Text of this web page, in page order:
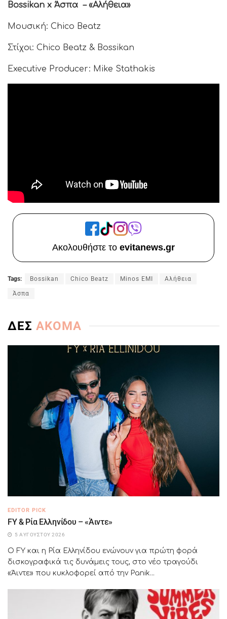
Bossikan x Άσπα – «Αλήθεια»
Μουσική: Chico Beatz
Στίχοι: Chico Beatz & Bossikan
Executive Producer: Mike Stathakis
Ακολουθήστε το evitanews.gr
Tags: Bossikan Chico Beatz Minos EMI Αλήθεια
Άσπα
ΔΕΣ ΑΚΟΜΑ
EDITOR PICK
FY & Ρία Ελληνίδου – «Άιντε»
5 ΑΥΓΟΎΣΤΟΥ 2026
Ο FY και η Ρία Ελληνίδου ενώνουν για πρώτη φορά
δισκογραφικά τις δυνάμεις τους, στο νέο τραγούδι
«Άιντε» που κυκλοφορεί από την Panik...